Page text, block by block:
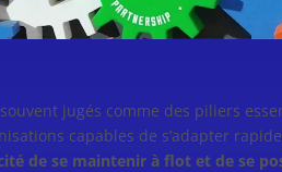
jugés comme des piliers
capables de s’adapter
de se maintenir à flot et de se